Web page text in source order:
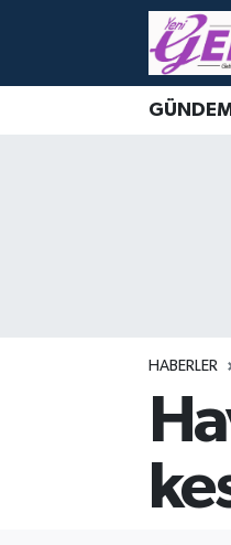
HABERLER
Nöbetçi Eczaneler
Tüm Manşetler
Son Dakika